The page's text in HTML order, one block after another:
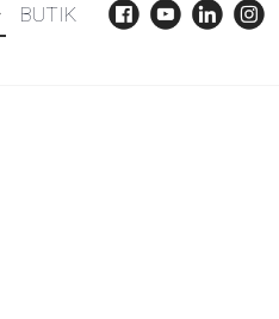
BUTIK